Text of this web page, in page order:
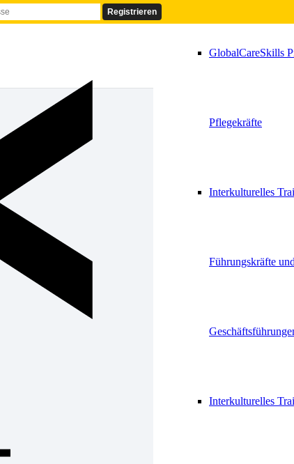
GlobalCareSkills
Pflegekräfte
Interkulturelles
Führungskräfte
Interkulturelles